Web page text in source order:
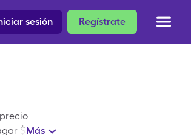
Regístrate
sesión
$596.65
Más